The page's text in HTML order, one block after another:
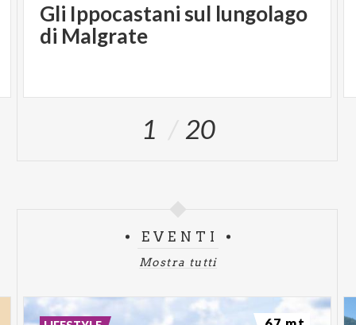
Gli Ippocastani sul lungolago
di Malgrate
1 20
EVENTI
Mostra tutti